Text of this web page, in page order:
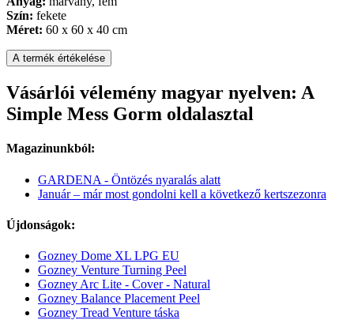
Szín: fekete
Méret: 60 x 60 x 40 cm
A termék értékelése
Vásárlói vélemény magyar nyelven: A
Simple Mess Gorm oldalasztal
Magazinunkból:
GARDENA - Öntözés nyaralás alatt
Január – már most gondolni kell a következő kertszezonra
Újdonságok:
Gozney Dome XL LPG EU
Gozney Venture Turning Peel
Gozney Arc Lite - Cover - Natural
Gozney Balance Placement Peel
Gozney Tread Venture táska